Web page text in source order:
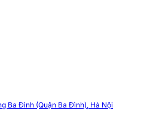
Ba Đình (Quận Ba Đình), Hà Nội